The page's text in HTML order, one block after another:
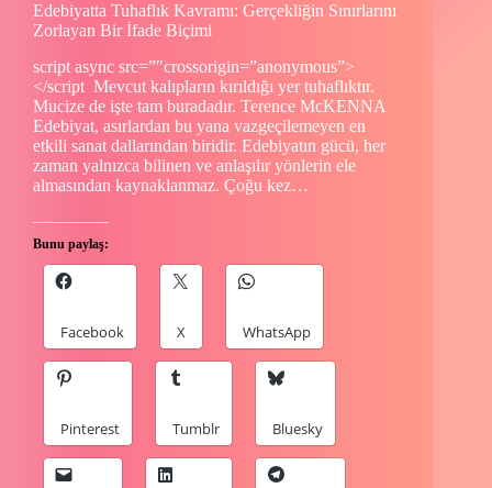
Edebiyatta Tuhaflık Kavramı: Gerçekliğin Sınırlarını
Zorlayan Bir İfade Biçimi
script async src=”″crossorigin=”anonymous”>
</script Mevcut kalıpların kırıldığı yer tuhaflıktır.
Mucize de işte tam buradadır. Terence McKENNA
Edebiyat, asırlardan bu yana vazgeçilemeyen en
etkili sanat dallarından biridir. Edebiyatın gücü, her
zaman yalnızca bilinen ve anlaşılır yönlerin ele
almasından kaynaklanmaz. Çoğu kez…
Bunu paylaş:
Facebook X WhatsApp
Pinterest Tumblr Bluesky